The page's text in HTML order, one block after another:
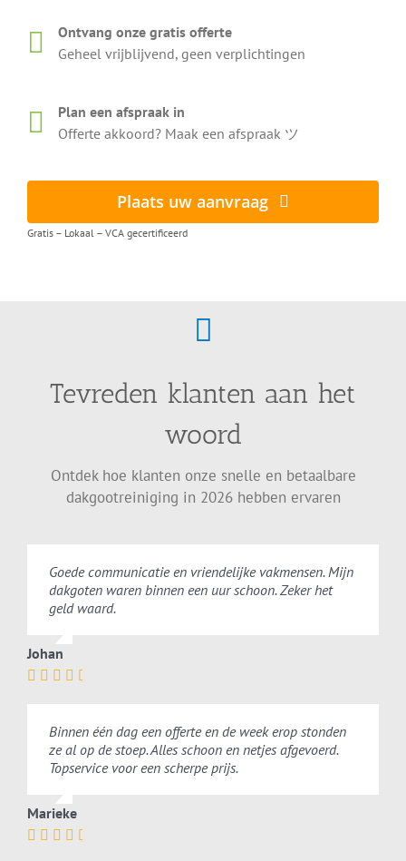
Ontvang onze gratis offerte
Geheel vrijblijvend, geen verplichtingen
Plan een afspraak in
Offerte akkoord? Maak een afspraak ツ
Plaats uw aanvraag
Gratis – Lokaal – VCA gecertificeerd
Tevreden klanten aan het
woord
Ontdek hoe klanten onze snelle en betaalbare
dakgootreiniging in 2026 hebben ervaren
Goede communicatie en vriendelijke vakmensen. Mijn
dakgoten waren binnen een uur schoon. Zeker het
geld waard.
Johan
Binnen één dag een offerte en de week erop stonden
ze al op de stoep. Alles schoon en netjes afgevoerd.
Topservice voor een scherpe prijs.
Marieke